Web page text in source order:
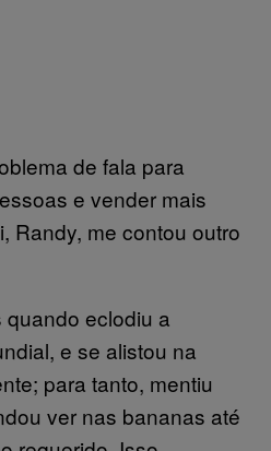
de fala para
e vender mais
Randy, me contou outro
eclodiu a
e se alistou na
para tanto, mentiu
ver nas bananas até